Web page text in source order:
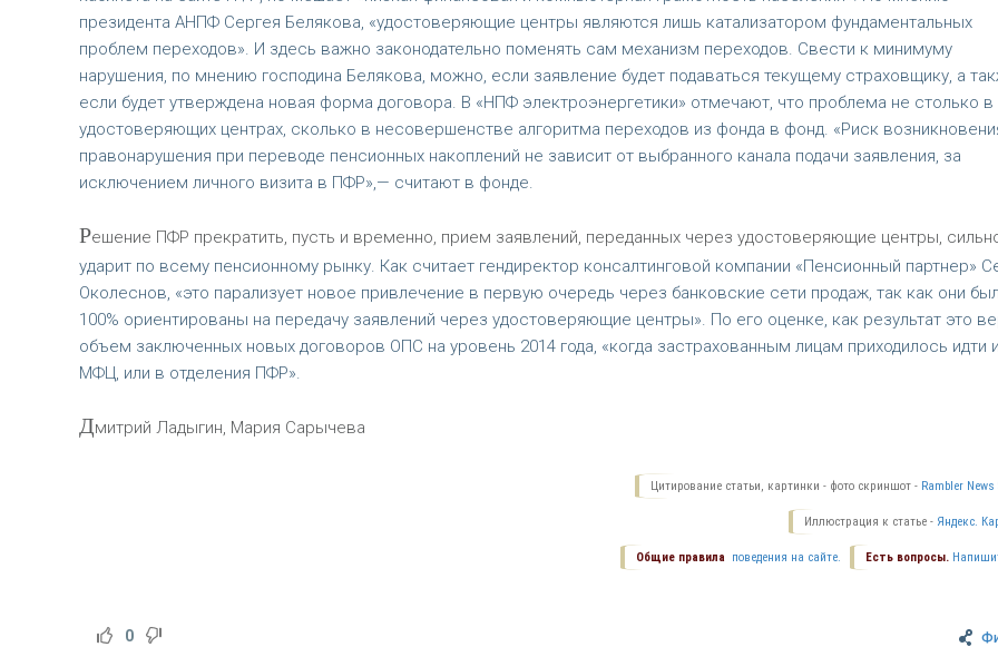
президента АНПФ Сергея Белякова, «удостоверяющие центры являются лишь катализатором фундаментальных
проблем переходов». И здесь важно законодательно поменять сам механизм переходов. Свести к минимуму
нарушения, по мнению господина Белякова, можно, если заявление будет подаваться текущему страховщику, а
если будет утверждена новая форма договора. В «НПФ электроэнергетики» отмечают, что проблема не столько в
удостоверяющих центрах, сколько в несовершенстве алгоритма переходов из фонда в фонд. «Риск
правонарушения при переводе пенсионных накоплений не зависит от выбранного канала подачи заявления, за
исключением личного визита в ПФР»,— считают в фонде.
Решение ПФР прекратить, пусть и временно, прием заявлений, переданных через удостоверяющие центры,
ударит по всему пенсионному рынку. Как считает гендиректор консалтинговой компании «Пенсионный партнер»
Околеснов, «это парализует новое привлечение в первую очередь через банковские сети продаж, так как они
100% ориентированы на передачу заявлений через удостоверяющие центры». По его оценке, как результат это
объем заключенных новых договоров ОПС на уровень 2014 года, «когда застрахованным лицам приходилось идти
МФЦ, или в отделения ПФР».
Дмитрий Ладыгин, Мария Сарычева
Цитирование статьи, картинки - фото скриншот - Rambler News
Иллюстрация к статье - Яндекс.
Есть вопросы.
Общие правила поведения на сайте.
0